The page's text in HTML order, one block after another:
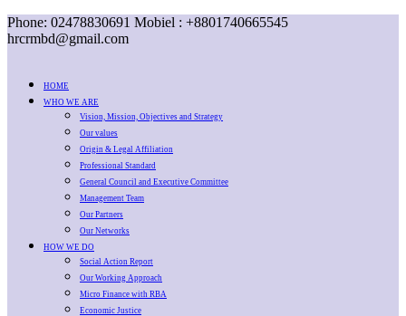
Phone: 02478830691 Mobiel : +8801740665545
hrcrmbd@gmail.com
HOME
WHO WE ARE
Vision, Mission, Objectives and Strategy
Our values
Origin & Legal Affiliation
Professional Standard
General Council and Executive Committee
Management Team
Our Partners
Our Networks
HOW WE DO
Social Action Report
Our Working Approach
Micro Finance with RBA
Economic Justice